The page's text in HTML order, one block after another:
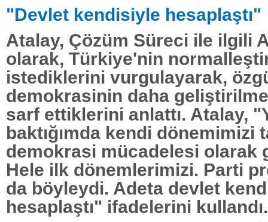
"Devlet kendisiyle hesaplaştı"
Atalay, Çözüm Süreci ile ilgili
olarak, Türkiye'nin
istediklerini vurgulayarak,
demokrasinin daha
sarf ettiklerini anlattı. Atalay,
baktığımda kendi dönemimizi
demokrasi mücadelesi olarak
Hele ilk dönemlerimizi. Parti
da böyleydi. Adeta devlet
hesaplaştı" ifadelerini kullandı.